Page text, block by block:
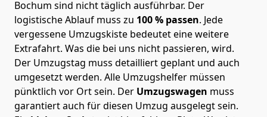
Bochum sind nicht täglich ausführbar. Der
logistische Ablauf muss zu 100 % passen. Jede
vergessene Umzugskiste bedeutet eine weitere
Extrafahrt. Was die bei uns nicht passieren, wird.
Der Umzugstag muss detailliert geplant und auch
umgesetzt werden. Alle Umzugshelfer müssen
pünktlich vor Ort sein. Der Umzugswagen muss
garantiert auch für diesen Umzug ausgelegt sein.